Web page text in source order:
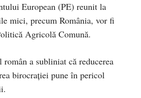
European (PE) reunit la
mici, precum România, vor fi
Agricolă Comună.
român a subliniat că reducerea
birocrației pune în pericol